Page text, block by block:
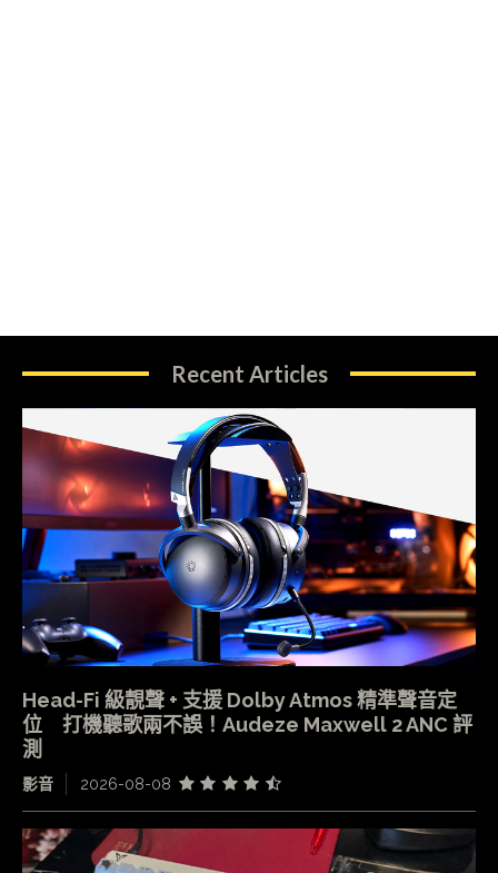
Recent Articles
Head-Fi 級靚聲 + 支援 Dolby Atmos 精準聲音定
位 打機聽歌兩不誤！Audeze Maxwell 2 ANC 評
測
影音 2026-08-08